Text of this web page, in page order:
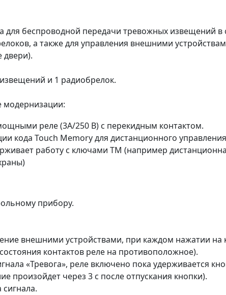
для беспроводной передачи тревожных извещений в
а также для управления внешними
двери).
и 1 радиобрелок.
модернизации:
реле (3А/250 В) с перекидным контактом.
кода Touch Memory для дистанционного управления
работу с ключами TM (например
прибору.
внешними устройствами, при каждом нажатии на
контактов реле на противоположное).
«Тревога», реле включено пока удерживается
произойдет через 3 с после отпускания кнопки).